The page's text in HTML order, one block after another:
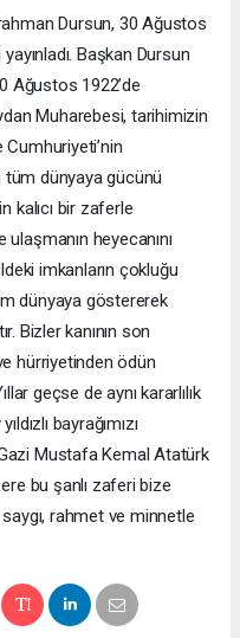
Dursun, 30 Ağustos
Başkan Dursun
Ağustos 1922’de
Muharebesi, tarihimizin
Cumhuriyeti’nin
tüm dünyaya gücünü
kalıcı bir zaferle
heyecanını
imkanların çokluğu
dünyaya göstererek
Bizler kanının son
hürriyetinden ödün
geçse de aynı kararlılık
bayrağımızı
Mustafa Kemal Atatürk
bu şanlı zaferi bize
rahmet ve minnetle